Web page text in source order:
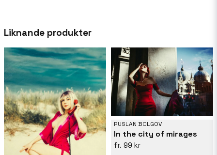
Liknande produkter
RUSLAN BOLGOV
In the city of mirages
99 kr